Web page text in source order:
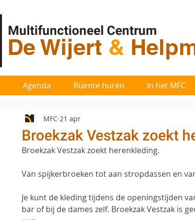
Multifunctioneel Centrum
De Wijert &
Agenda Ruimte huren In het MFC
Broekzak Vestzak zoekt
MFC 21 apr
Broekzak Vestzak zoekt herenkleding.
Van spijkerbroeken tot aan stropdassen en
Je kunt de kleding tijdens de openingstijden
bar of bij de dames zelf. Broekzak Vestzak is